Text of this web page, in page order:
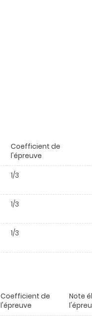
Coefficient de
l'épreuve
1/3
1/3
1/3
Coefficient de
l'épreuve
Note